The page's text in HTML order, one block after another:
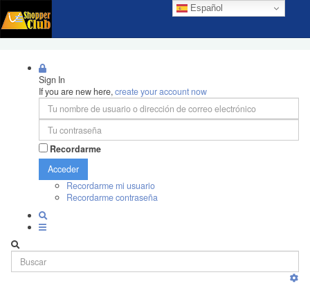
Español
Sign In
If you are new here,create your account now
Recordarme
Acceder
Recordarme mi usuario
Recordarme contraseña